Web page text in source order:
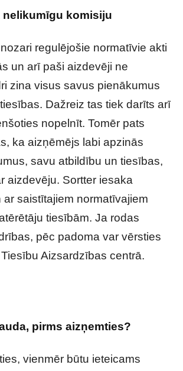
nelikumīgu komisiju
regulējošie normatīvie akti
un arī paši aizdevēji ne
zina visus savus pienākumus
Dažreiz tas tiek darīts arī
nopelnīt. Tomēr pats
ka aizņēmējs labi apzinās
savu atbildību un tiesības,
aizdevēju. Sortter iesaka
ar saistītajiem normatīvajiem
tiesībām. Ja rodas
pēc padoma var vērsties
Aizsardzības centrā.
pirms aizņemties?
vienmēr būtu ieteicams